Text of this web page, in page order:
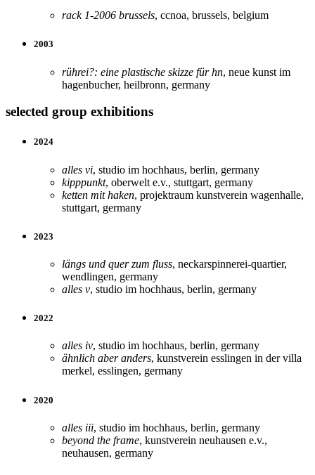
rack 1-2006 brussels, ccnoa, brussels, belgium
2003
rührei?: eine plastische skizze für hn, neue kunst im
hagenbucher, heilbronn, germany
selected group exhibitions
2024
alles vi, studio im hochhaus, berlin, germany
kipppunkt, oberwelt e.v., stuttgart, germany
ketten mit haken, projektraum kunstverein wagenhalle,
stuttgart, germany
2023
längs und quer zum fluss, neckarspinnerei-quartier,
wendlingen, germany
alles v, studio im hochhaus, berlin, germany
2022
alles iv, studio im hochhaus, berlin, germany
ähnlich aber anders, kunstverein esslingen in der villa
merkel, esslingen, germany
2020
alles iii, studio im hochhaus, berlin, germany
beyond the frame, kunstverein neuhausen e.v.,
neuhausen, germany